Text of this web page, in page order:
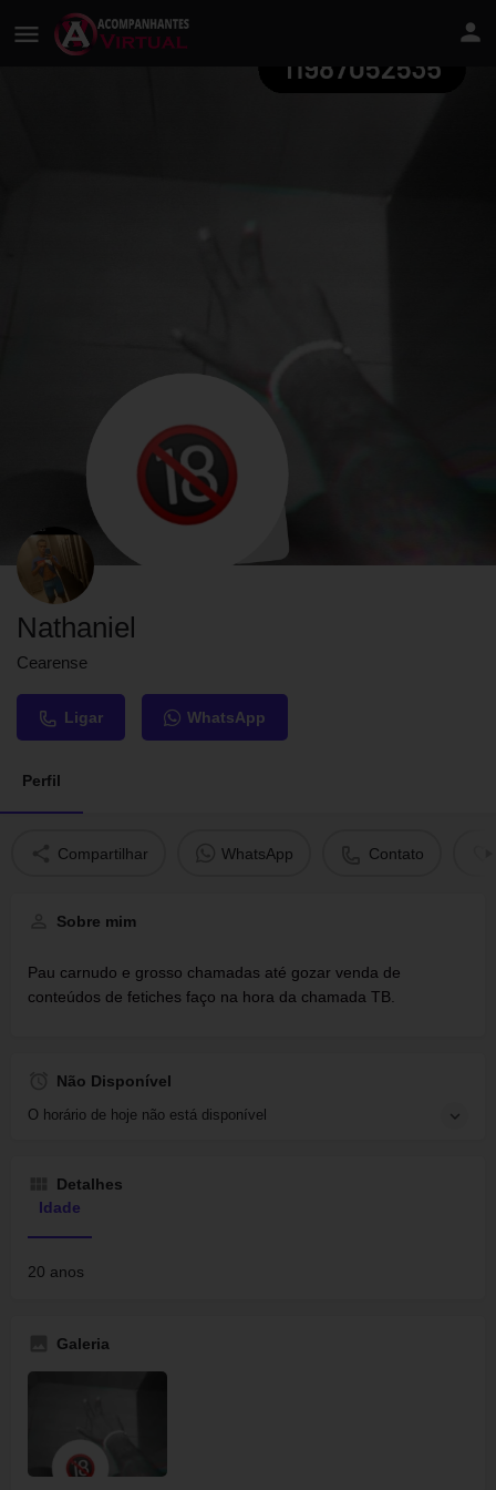
Nathaniel
Cearense
Ligar WhatsApp
Perfil
Compartilhar WhatsApp Contato
Sobre mim
Pau carnudo e grosso chamadas até gozar venda de
conteúdos de fetiches faço na hora da chamada TB.
Não Disponível
O horário de hoje não está disponível
Detalhes
Idade
20 anos
Galeria